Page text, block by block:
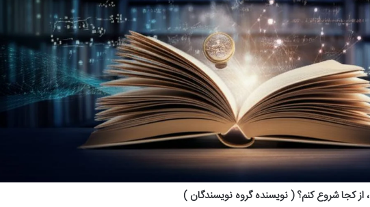
کجا شروع کنم؟ ( نویسنده گروه نویسندگان )